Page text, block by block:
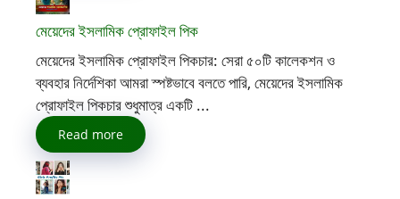
মেয়েদের ইসলামিক প্রোফাইল পিক
মেয়েদের ইসলামিক প্রোফাইল পিকচার: সেরা ৫০টি কালেকশন ও
ব্যবহার নির্দেশিকা আমরা স্পষ্টভাবে বলতে পারি, মেয়েদের ইসলামিক
প্রোফাইল পিকচার শুধুমাত্র একটি ...
Read more